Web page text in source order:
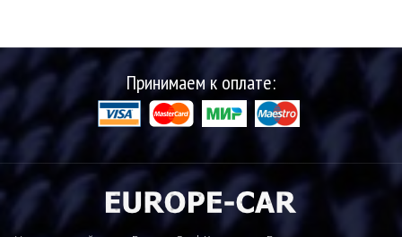
Принимаем к оплате: